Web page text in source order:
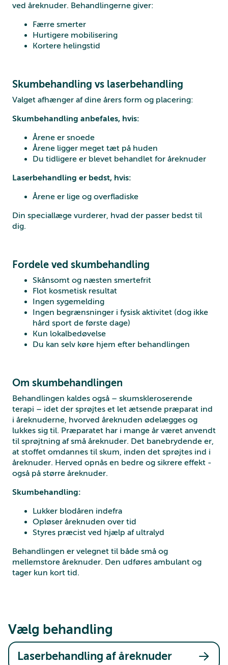
ved åreknuder. Behandlingerne giver:
Færre smerter
Hurtigere mobilisering
Kortere helingstid
Skumbehandling vs laserbehandling
Valget afhænger af dine årers form og placering:
Skumbehandling anbefales, hvis:
Årene er snoede
Årene ligger meget tæt på huden
Du tidligere er blevet behandlet for åreknuder
Laserbehandling er bedst, hvis:
Årene er lige og overfladiske
Din speciallæge vurderer, hvad der passer bedst til
dig.
Fordele ved skumbehandling
Skånsomt og næsten smertefrit
Flot kosmetisk resultat
Ingen sygemelding
Ingen begrænsninger i fysisk aktivitet (dog ikke
hård sport de første dage)
Kun lokalbedøvelse
Du kan selv køre hjem efter behandlingen
Om skumbehandlingen
Behandlingen kaldes også – skumskleroserende
terapi – idet der sprøjtes et let ætsende præparat ind
i åreknuderne, hvorved åreknuden ødelægges og
lukkes sig til. Præparatet har i mange år været anvendt
til sprøjtning af små åreknuder. Det banebrydende er,
at stoffet omdannes til skum, inden det sprøjtes ind i
åreknuder. Herved opnås en bedre og sikrere effekt -
også på større åreknuder.
Skumbehandling:
Lukker blodåren indefra
Opløser åreknuden over tid
Styres præcist ved hjælp af ultralyd
Behandlingen er velegnet til både små og
mellemstore åreknuder. Den udføres ambulant og
tager kun kort tid.
Vælg behandling
Laserbehandling af åreknuder